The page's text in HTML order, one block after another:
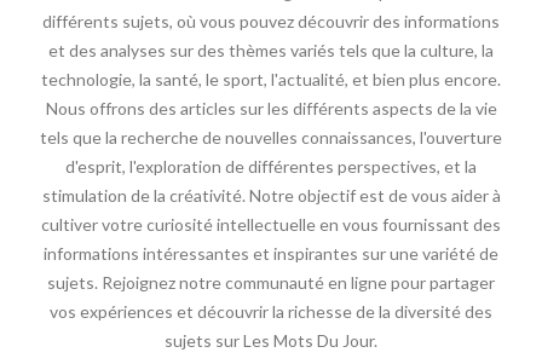
différents sujets, où vous pouvez découvrir des informations
et des analyses sur des thèmes variés tels que la culture, la
technologie, la santé, le sport, l'actualité, et bien plus encore.
Nous offrons des articles sur les différents aspects de la vie
tels que la recherche de nouvelles connaissances, l'ouverture
d'esprit, l'exploration de différentes perspectives, et la
stimulation de la créativité. Notre objectif est de vous aider à
cultiver votre curiosité intellectuelle en vous fournissant des
informations intéressantes et inspirantes sur une variété de
sujets. Rejoignez notre communauté en ligne pour partager
vos expériences et découvrir la richesse de la diversité des
sujets sur Les Mots Du Jour.